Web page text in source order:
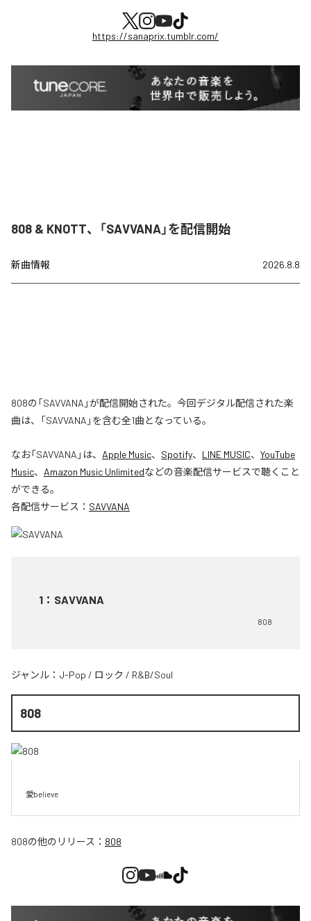
https://sanaprix.tumblr.com/
808 & KNOTT、「SAVVANA」を配信開始
新曲情報 2026.8.8
808の「SAVVANA」が配信開始された。今回デジタル配信された楽
曲は、「SAVVANA」を含む全1曲となっている。
なお「SAVVANA 」は、 Apple Music、 Spotify、 LINE MUSIC、 YouTube
Music、 Amazon Music Unlimitedなどの音楽配信サービスで聴くこと
ができる。
各配信サービス： SAVVANA
1 ： SAVVANA
808
ジャンル： J-Pop / ロック / R&B/Soul
808
愛believe
808の他のリリース： 808